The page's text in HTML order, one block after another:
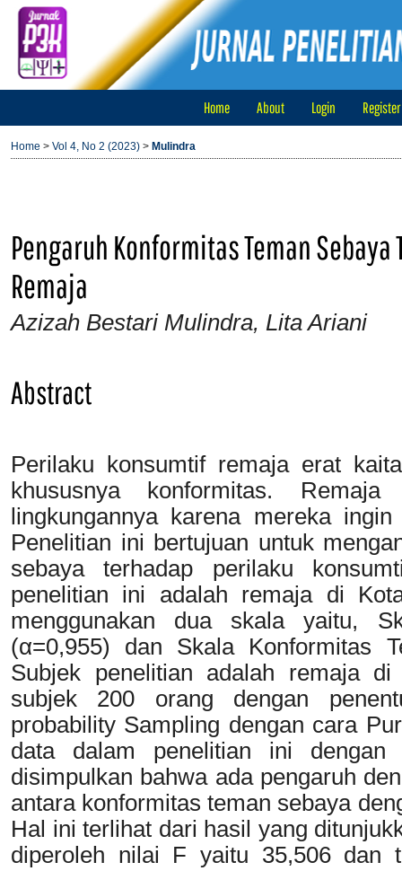
Home About Login Register
Home > Vol 4, No 2 (2023) > Mulindra
Pengaruh Konformitas Teman
Remaja
Azizah Bestari Mulindra, Lita Ariani
Abstract
Perilaku konsumtif remaja erat
khususnya konformitas.
lingkungannya karena mereka
Penelitian ini bertujuan untuk
sebaya terhadap perilaku
penelitian ini adalah remaja di
menggunakan dua skala yaitu,
(α=0,955) dan Skala Konformitas
Subjek penelitian adalah remaja
subjek 200 orang dengan
probability Sampling dengan cara
data dalam penelitian ini dengan
disimpulkan bahwa ada pengaruh
antara konformitas teman sebaya
Hal ini terlihat dari hasil yang
diperoleh nilai F yaitu 35,506 dan